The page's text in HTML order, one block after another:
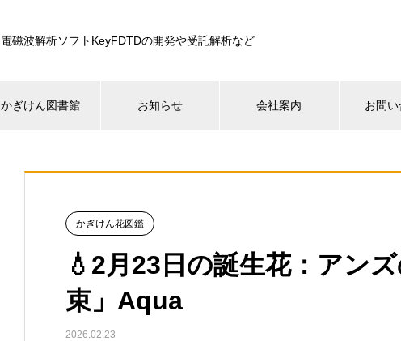
電磁波解析ソフトKeyFDTDの開発や受託解析など
かぎけん図書館 お知らせ 会社案内 お問
かぎけん花図鑑
💧2月23日の誕生花：アン
束」Aqua
2026.02.23